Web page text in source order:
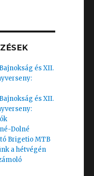
és XII.
és XII.
Dolné
Brigetio MTB
a hétvégén